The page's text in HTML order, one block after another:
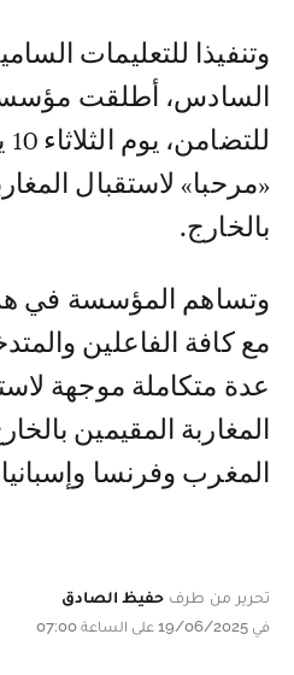
وتنفيذا للتعليمات
السادس، أطلقت
«مرحبا» لاستقبال
بالخارج.
وتساهم المؤسسة في
مع كافة الفاعلين
عدة متكاملة موجهة
المغاربة المقيمين
المغرب وفرنسا وإسبانيا
تحرير من طرف حفيظ الصادق
في 19/06/2025 على الساعة 07:00